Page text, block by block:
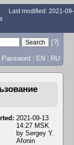
Last modified: 2021-
[?]
Password | EN | RU
2021-09-13
14:27 MSK
by Sergey Y.
Afonin